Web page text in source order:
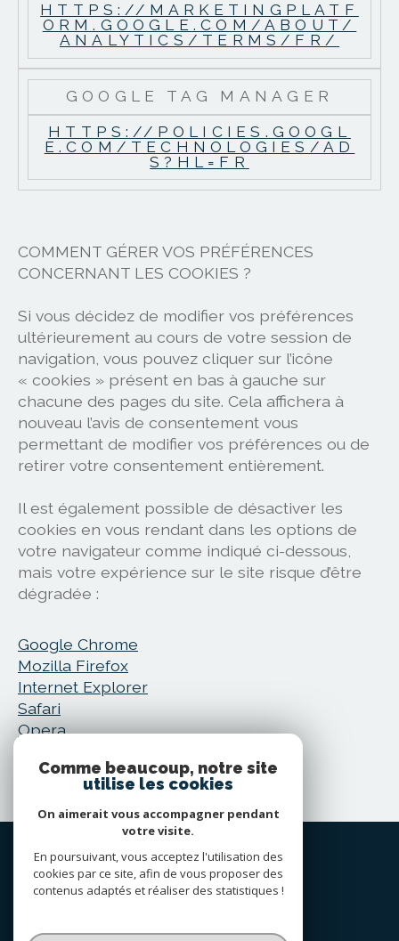
HTTPS://MARKETINGPLATF
ORM.GOOGLE.COM/ABOUT/
ANALYTICS/TERMS/FR/
GOOGLE TAG MANAGER
HTTPS://POLICIES.GOOGL
E.COM/TECHNOLOGIES/AD
S?HL=FR
COMMENT GÉRER VOS PRÉFÉRENCES
CONCERNANT LES COOKIES ?
Si vous décidez de modifier vos préférences
ultérieurement au cours de votre session de
navigation, vous pouvez cliquer sur l’icône
« cookies » présent en bas à gauche sur
chacune des pages du site. Cela affichera à
nouveau l’avis de consentement vous
permettant de modifier vos préférences ou de
retirer votre consentement entièrement.
Il est également possible de désactiver les
cookies en vous rendant dans les options de
votre navigateur comme indiqué ci-dessous,
mais votre expérience sur le site risque d’être
dégradée :
Google Chrome
Mozilla Firefox
Internet Explorer
Safari
Opera
ADHÉRENTS
Comme beaucoup, notre site
utilise les cookies
On aimerait vous accompagner pendant
votre visite.
En poursuivant, vous acceptez l'utilisation des
cookies par ce site, afin de vous proposer des
contenus adaptés et réaliser des statistiques !